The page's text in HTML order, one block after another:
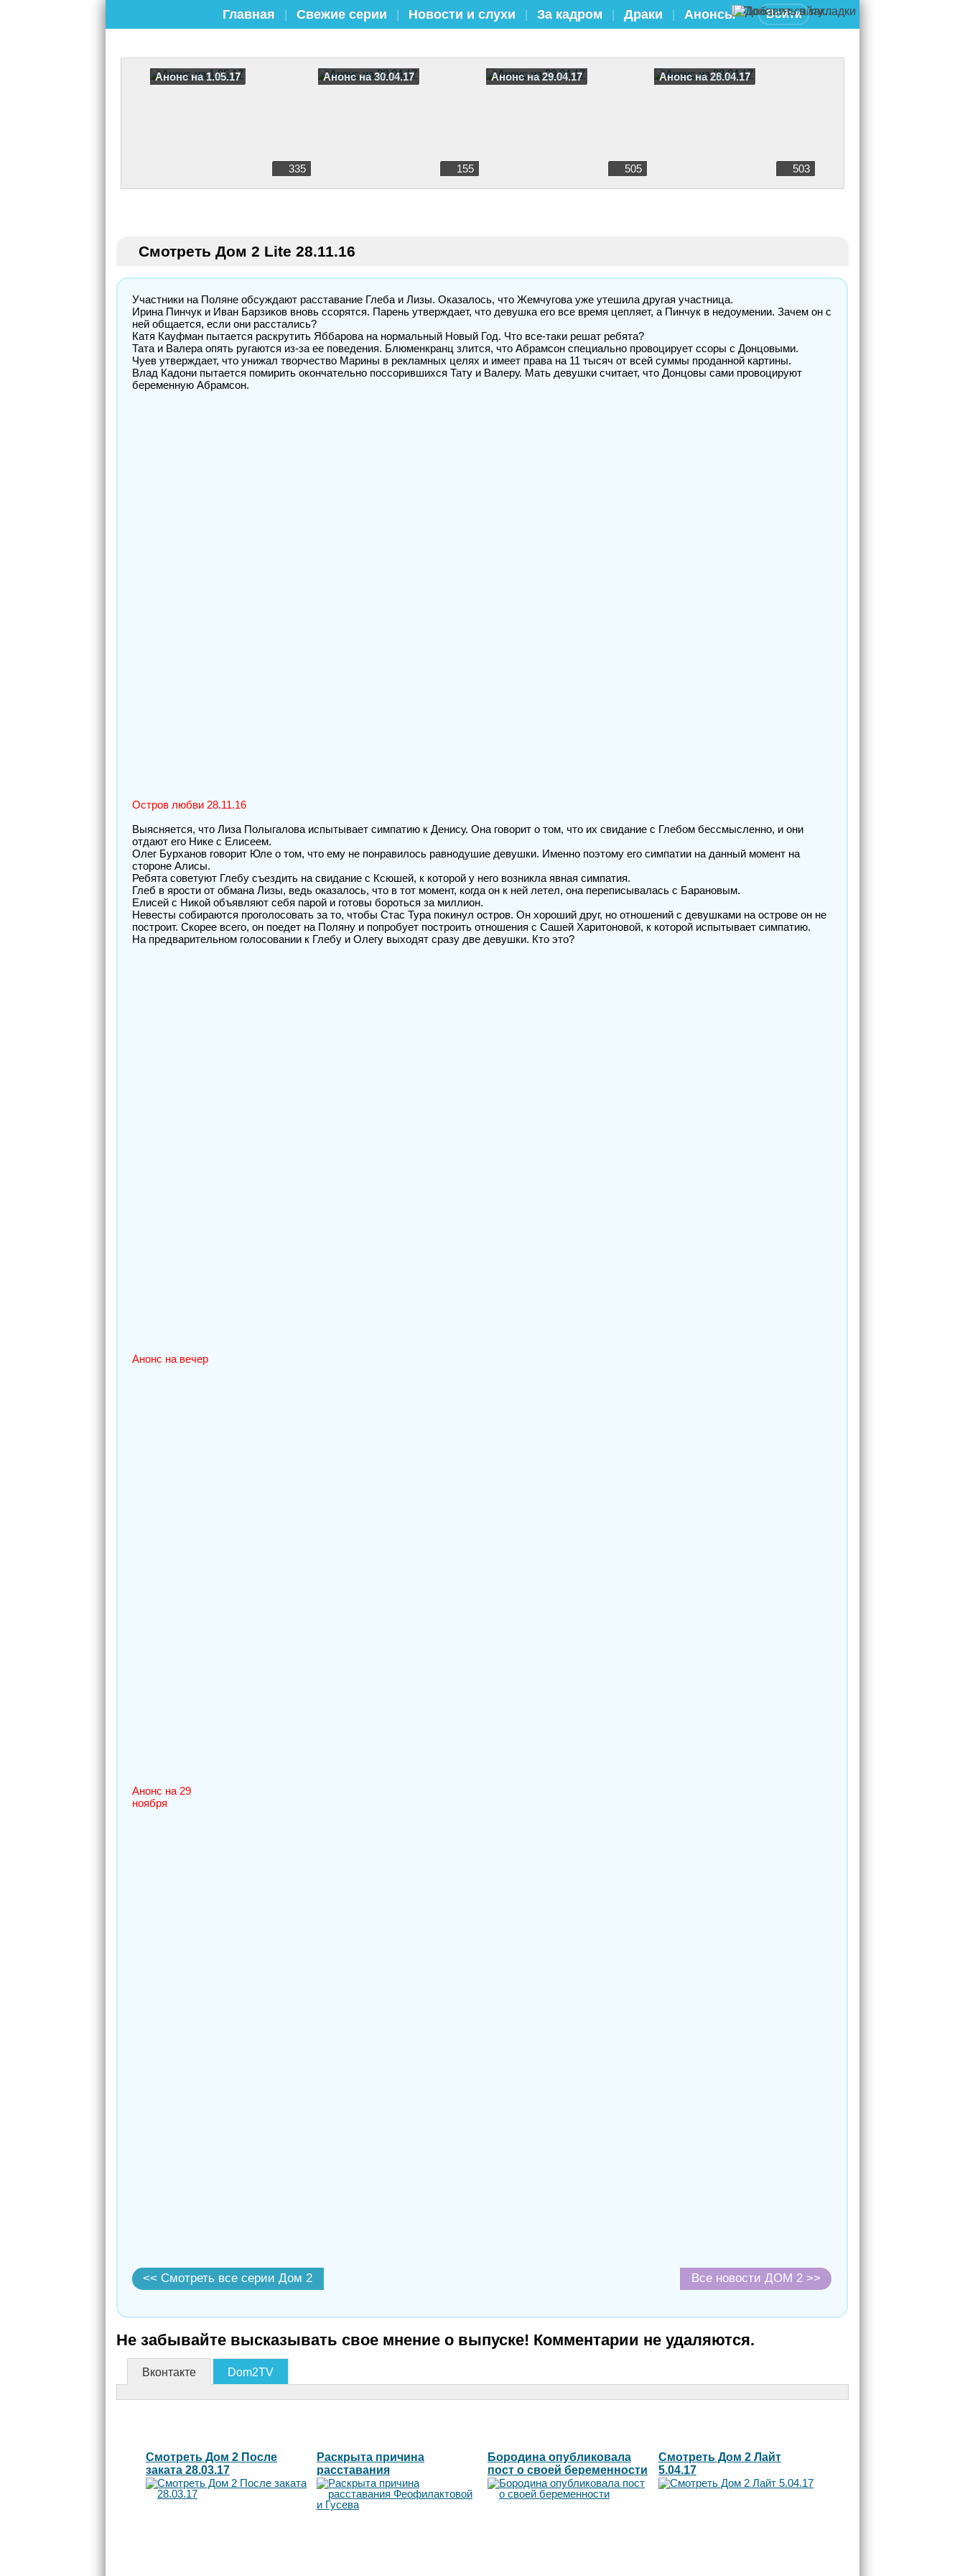
Главная Свежие серии Новости и слухи За кадром Драки Анонсы Войти
Анонс на 1.05.17
335
Анонс на 30.04.17
155
Анонс на 29.04.17
505
Анонс на 28.04.17
503
Смотреть Дом 2 Lite 28.11.16
Участники на Поляне обсуждают расставание Глеба и Лизы. Оказалось, что Жемчугова уже утешила другая участница.
Ирина Пинчук и Иван Барзиков вновь ссорятся. Парень утверждает, что девушка его все время цепляет, а Пинчук в недоумении. Зачем он с
ней общается, если они расстались?
Катя Кауфман пытается раскрутить Яббарова на нормальный Новый Год. Что все-таки решат ребята?
Тата и Валера опять ругаются из-за ее поведения. Блюменкранц злится, что Абрамсон специально провоцирует ссоры с Донцовыми.
Чуев утверждает, что унижал творчество Марины в рекламных целях и имеет права на 11 тысяч от всей суммы проданной картины.
Влад Кадони пытается помирить окончательно поссорившихся Тату и Валеру. Мать девушки считает, что Донцовы сами провоцируют
беременную Абрамсон.
Остров любви 28.11.16
Выясняется, что Лиза Полыгалова испытывает симпатию к Денису. Она говорит о том, что их свидание с Глебом бессмысленно, и они
отдают его Нике с Елисеем.
Олег Бурханов говорит Юле о том, что ему не понравилось равнодушие девушки. Именно поэтому его симпатии на данный момент на
стороне Алисы.
Ребята советуют Глебу съездить на свидание с Ксюшей, к которой у него возникла явная симпатия.
Глеб в ярости от обмана Лизы, ведь оказалось, что в тот момент, когда он к ней летел, она переписывалась с Барановым.
Елисей с Никой объявляют себя парой и готовы бороться за миллион.
Невесты собираются проголосовать за то, чтобы Стас Тура покинул остров. Он хороший друг, но отношений с девушками на острове он не
построит. Скорее всего, он поедет на Поляну и попробует построить отношения с Сашей Харитоновой, к которой испытывает симпатию.
На предварительном голосовании к Глебу и Олегу выходят сразу две девушки. Кто это?
Анонс на вечер
Анонс на 29
ноября
<< Смотреть все серии Дом 2 Все новости ДОМ 2 >>
Не забывайте высказывать свое мнение о выпуске! Комментарии не удаляются.
Вконтакте Dom2TV
Смотреть Дом 2 После
заката 28.03.17
Раскрыта причина
расставания
Феофилактовой и Гусева
Бородина опубликовала
пост о своей беременности
Смотреть Дом 2 Лайт
5.04.17